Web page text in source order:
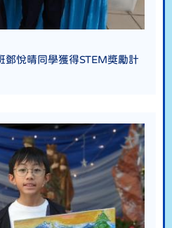
鄧悅晴同學獲得STEM獎勵計